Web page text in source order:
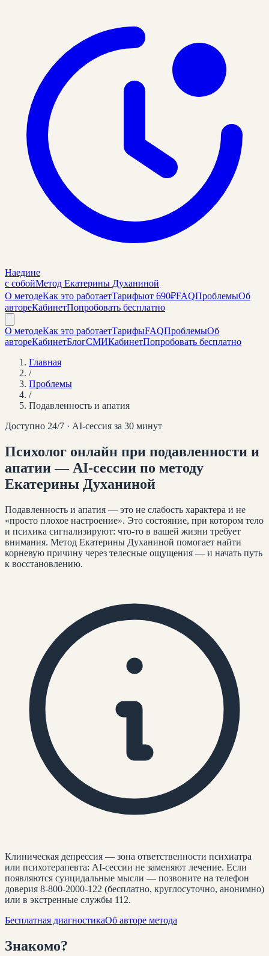
Наедине
с собойМетод Екатерины Духаниной
О методеКак это работаетТарифыот 690₽FAQПроблемыОб
автореКабинетПопробовать бесплатно
О методеКак это работаетТарифыFAQПроблемыОб
автореКабинетБлогСМИКабинетПопробовать бесплатно
Главная
/
Проблемы
/
Подавленность и апатия
Доступно 24/7 · AI-сессия за 30 минут
Психолог онлайн при подавленности и
апатии — AI-сессии по методу
Екатерины Духаниной
Подавленность и апатия — это не слабость характера и не
«просто плохое настроение». Это состояние, при котором тело
и психика сигнализируют: что-то в вашей жизни требует
внимания. Метод Екатерины Духаниной помогает найти
корневую причину через телесные ощущения — и начать путь
к восстановлению.
Клиническая депрессия — зона ответственности психиатра
или психотерапевта: AI-сессии не заменяют лечение. Если
появляются суицидальные мысли — позвоните на телефон
доверия 8-800-2000-122 (бесплатно, круглосуточно, анонимно)
или в экстренные службы 112.
Бесплатная диагностикаОб авторе метода
Знакомо?